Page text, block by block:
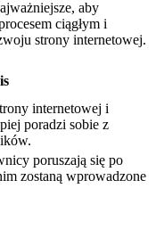
aby
ciągłym i
strony internetowej.
internetowej i
poradzi sobie z
poruszają się po
zostaną wprowadzone